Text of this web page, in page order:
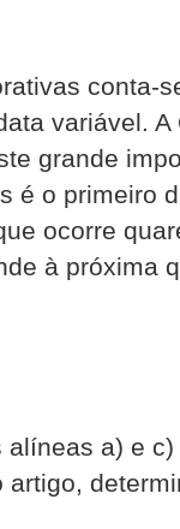
conta-
variável.
grande
é o primeiro
ocorre
à próxima
a) e c)
artigo,